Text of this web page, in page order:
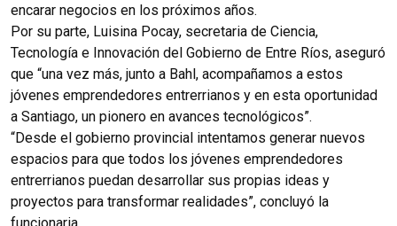
encarar negocios en los próximos años.
Por su parte, Luisina Pocay, secretaria de Ciencia,
Tecnología e Innovación del Gobierno de Entre Ríos, aseguró
que “una vez más, junto a Bahl, acompañamos a estos
jóvenes emprendedores entrerrianos y en esta oportunidad
a Santiago, un pionero en avances tecnológicos”.
“Desde el gobierno provincial intentamos generar nuevos
espacios para que todos los jóvenes emprendedores
entrerrianos puedan desarrollar sus propias ideas y
proyectos para transformar realidades”, concluyó la
funcionaria.